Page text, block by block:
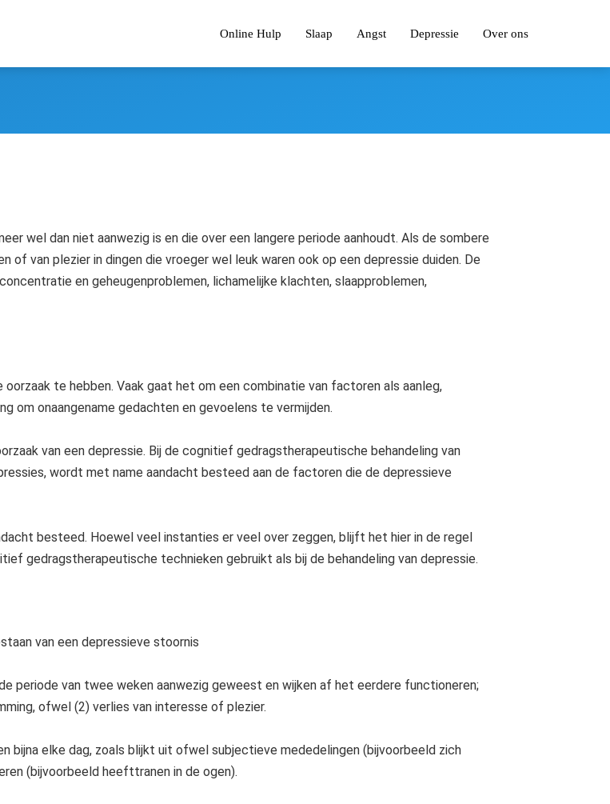
Online Hulp Slaap Angst Depressie Over ons
wel dan niet aanwezig is en die over een langere periode aanhoudt. Als de sombere
of van plezier in dingen die vroeger wel leuk waren ook op een depressie duiden. De
en geheugenproblemen, lichamelijke klachten, slaapproblemen,
te hebben. Vaak gaat het om een combinatie van factoren als aanleg,
om onaangename gedachten en gevoelens te vermijden.
van een depressie. Bij de cognitief gedragstherapeutische behandeling van
wordt met name aandacht besteed aan de factoren die de depressieve
besteed. Hoewel veel instanties er veel over zeggen, blijft het hier in de regel
gedragstherapeutische technieken gebruikt als bij de behandeling van depressie.
van een depressieve stoornis
periode van twee weken aanwezig geweest en wijken af het eerdere functioneren;
ofwel (2) verlies van interesse of plezier.
bijna elke dag, zoals blijkt uit ofwel subjectieve mededelingen (bijvoorbeeld zich
(bijvoorbeeld heefttranen in de ogen).